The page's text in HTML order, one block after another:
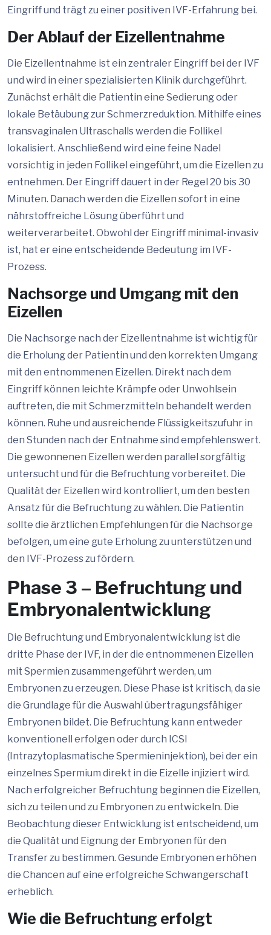
Eingriff und trägt zu einer positiven IVF-Erfahrung bei.
Der Ablauf der Eizellentnahme
Die Eizellentnahme ist ein zentraler Eingriff bei der IVF
und wird in einer spezialisierten Klinik durchgeführt.
Zunächst erhält die Patientin eine Sedierung oder
lokale Betäubung zur Schmerzreduktion. Mithilfe eines
transvaginalen Ultraschalls werden die Follikel
lokalisiert. Anschließend wird eine feine Nadel
vorsichtig in jeden Follikel eingeführt, um die Eizellen zu
entnehmen. Der Eingriff dauert in der Regel 20 bis 30
Minuten. Danach werden die Eizellen sofort in eine
nährstoffreiche Lösung überführt und
weiterverarbeitet. Obwohl der Eingriff minimal-invasiv
ist, hat er eine entscheidende Bedeutung im IVF-
Prozess.
Nachsorge und Umgang mit den
Eizellen
Die Nachsorge nach der Eizellentnahme ist wichtig für
die Erholung der Patientin und den korrekten Umgang
mit den entnommenen Eizellen. Direkt nach dem
Eingriff können leichte Krämpfe oder Unwohlsein
auftreten, die mit Schmerzmitteln behandelt werden
können. Ruhe und ausreichende Flüssigkeitszufuhr in
den Stunden nach der Entnahme sind empfehlenswert.
Die gewonnenen Eizellen werden parallel sorgfältig
untersucht und für die Befruchtung vorbereitet. Die
Qualität der Eizellen wird kontrolliert, um den besten
Ansatz für die Befruchtung zu wählen. Die Patientin
sollte die ärztlichen Empfehlungen für die Nachsorge
befolgen, um eine gute Erholung zu unterstützen und
den IVF-Prozess zu fördern.
Phase 3 – Befruchtung und
Embryonalentwicklung
Die Befruchtung und Embryonalentwicklung ist die
dritte Phase der IVF, in der die entnommenen Eizellen
mit Spermien zusammengeführt werden, um
Embryonen zu erzeugen. Diese Phase ist kritisch, da sie
die Grundlage für die Auswahl übertragungsfähiger
Embryonen bildet. Die Befruchtung kann entweder
konventionell erfolgen oder durch ICSI
(Intrazytoplasmatische Spermieninjektion), bei der ein
einzelnes Spermium direkt in die Eizelle injiziert wird.
Nach erfolgreicher Befruchtung beginnen die Eizellen,
sich zu teilen und zu Embryonen zu entwickeln. Die
Beobachtung dieser Entwicklung ist entscheidend, um
die Qualität und Eignung der Embryonen für den
Transfer zu bestimmen. Gesunde Embryonen erhöhen
die Chancen auf eine erfolgreiche Schwangerschaft
erheblich.
Wie die Befruchtung erfolgt